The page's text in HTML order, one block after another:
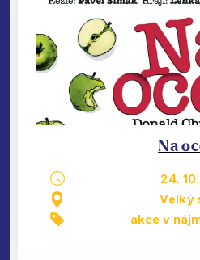
Na
24.
Velký
akce v